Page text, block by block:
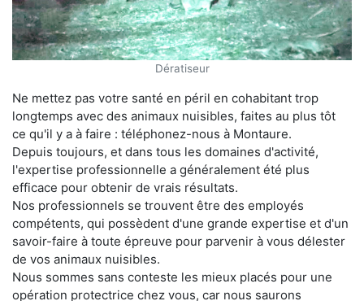
Dératiseur
Ne mettez pas votre santé en péril en cohabitant trop
longtemps avec des animaux nuisibles, faites au plus tôt
ce qu'il y a à faire : téléphonez-nous à Montaure.
Depuis toujours, et dans tous les domaines d'activité,
l'expertise professionnelle a généralement été plus
efficace pour obtenir de vrais résultats.
Nos professionnels se trouvent être des employés
compétents, qui possèdent d'une grande expertise et d'un
savoir-faire à toute épreuve pour parvenir à vous délester
de vos animaux nuisibles.
Nous sommes sans conteste les mieux placés pour une
opération protectrice chez vous, car nous saurons